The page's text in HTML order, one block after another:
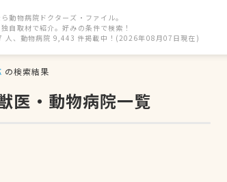
動物病院ドクターズ・ファイル。
自取材で紹介。好みの条件で検索！
人、動物病院 9,443 件掲載中！(2026年08月07日現在)
の検索結果
医・動物病院一覧